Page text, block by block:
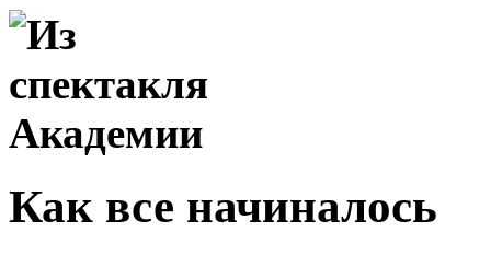
Как все начиналось